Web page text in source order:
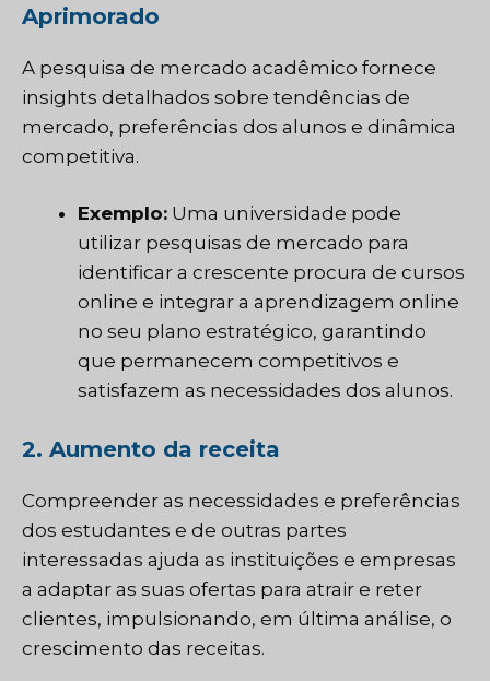
Aprimorado
A pesquisa de mercado acadêmico fornece
insights detalhados sobre tendências de
mercado, preferências dos alunos e dinâmica
competitiva.
Exemplo: Uma universidade pode
utilizar pesquisas de mercado para
identificar a crescente procura de cursos
online e integrar a aprendizagem online
no seu plano estratégico, garantindo
que permanecem competitivos e
satisfazem as necessidades dos alunos.
2. Aumento da receita
Compreender as necessidades e preferências
dos estudantes e de outras partes
interessadas ajuda as instituições e empresas
a adaptar as suas ofertas para atrair e reter
clientes, impulsionando, em última análise, o
crescimento das receitas.